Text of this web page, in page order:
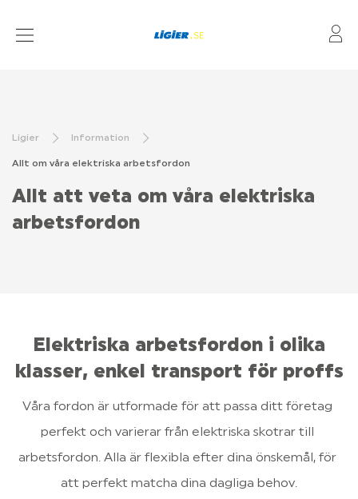
KÖPA OCH KÖRA
ÅTERFÖRSÄLJARE
KONTAKTA OSS
Ligier Information
Allt om våra elektriska arbetsfordon
Allt att veta om våra elektriska
arbetsfordon
Elektriska arbetsfordon i olika
klasser, enkel transport för proffs
Våra fordon är utformade för att passa ditt företag
perfekt och varierar från elektriska skotrar till
arbetsfordon. Alla är flexibla efter dina önskemål, för
att perfekt matcha dina dagliga behov.